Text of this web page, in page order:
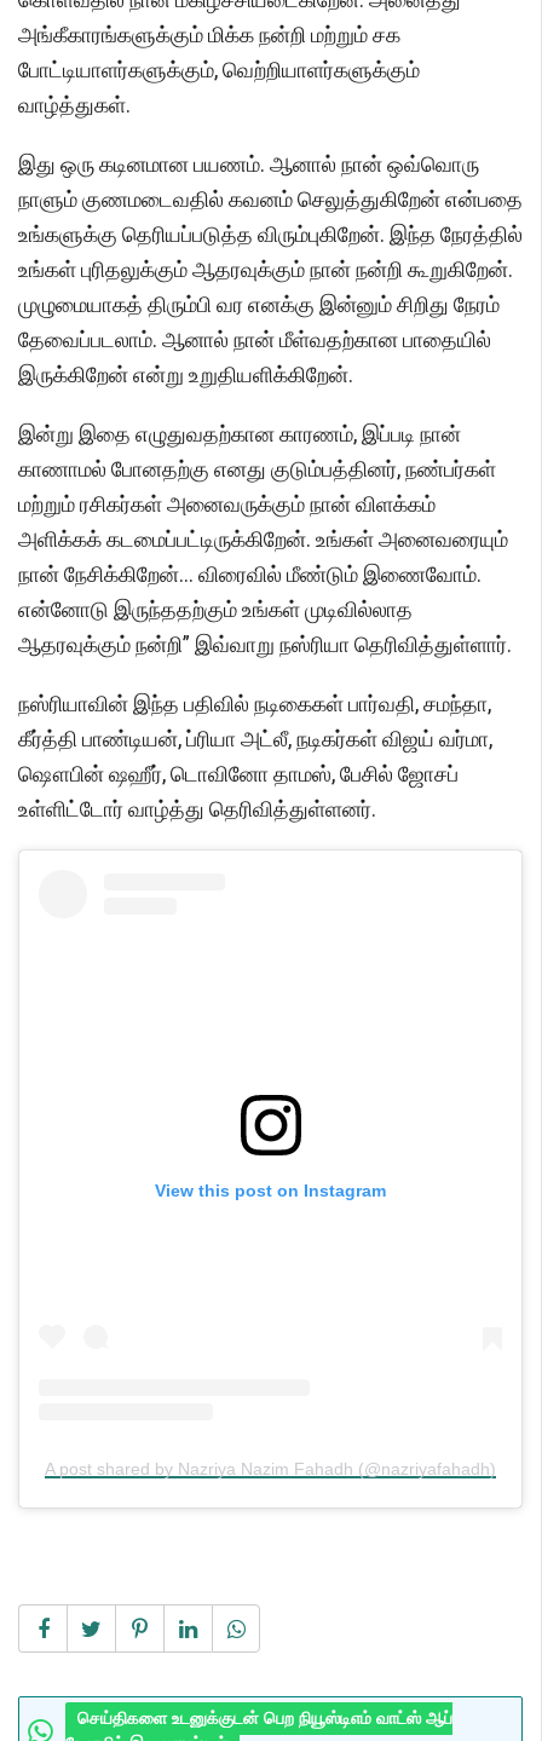
அங்கீகாரங்களுக்கும் மிக்க நன்றி மற்றும் சக
போட்டியாளர்களுக்கும், வெற்றியாளர்களுக்கும்
வாழ்த்துகள்.
இது ஒரு கடினமான பயணம். ஆனால் நான் ஒவ்வொரு
நாளும் குணமடைவதில் கவனம் செலுத்துகிறேன் என்பதை
உங்களுக்கு தெரியப்படுத்த விரும்புகிறேன். இந்த நேரத்தில்
உங்கள் புரிதலுக்கும் ஆதரவுக்கும் நான் நன்றி கூறுகிறேன்.
முழுமையாகத் திரும்பி வர எனக்கு இன்னும் சிறிது நேரம்
தேவைப்படலாம். ஆனால் நான் மீள்வதற்கான பாதையில்
இருக்கிறேன் என்று உறுதியளிக்கிறேன்.
இன்று இதை எழுதுவதற்கான காரணம், இப்படி நான்
காணாமல் போனதற்கு எனது குடும்பத்தினர், நண்பர்கள்
மற்றும் ரசிகர்கள் அனைவருக்கும் நான் விளக்கம்
அளிக்கக் கடமைப்பட்டிருக்கிறேன். உங்கள் அனைவரையும்
நான் நேசிக்கிறேன்... விரைவில் மீண்டும் இணைவோம்.
என்னோடு இருந்ததற்கும் உங்கள் முடிவில்லாத
ஆதரவுக்கும் நன்றி” இவ்வாறு நஸ்ரியா தெரிவித்துள்ளார்.
நஸ்ரியாவின் இந்த பதிவில் நடிகைகள் பார்வதி, சமந்தா,
கீர்த்தி பாண்டியன், ப்ரியா அட்லீ, நடிகர்கள் விஜய் வர்மா,
ஷௌபின் ஷஹீர், டொவினோ தாமஸ், பேசில் ஜோசப்
உள்ளிட்டோர் வாழ்த்து தெரிவித்துள்ளனர்.
View this post on Instagram
A post shared by Nazriya Nazim Fahadh (@nazriyafahadh)
செய்திகளை உடனுக்குடன் பெற நியூஸ்டிஎம் வாட்ஸ் ஆப்